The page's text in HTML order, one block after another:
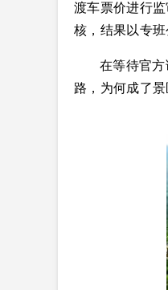
渡车票价进行
核，结果以专班
在等待官
路，为何成了景